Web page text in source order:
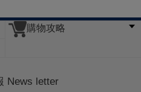
購物攻略
News letter